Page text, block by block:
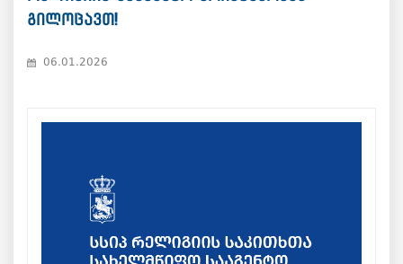
გილოცავთ!
06.01.2026